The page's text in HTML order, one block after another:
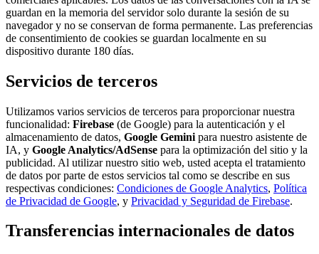
guardan en la memoria del servidor solo durante la sesión de su
navegador y no se conservan de forma permanente. Las preferencias
de consentimiento de cookies se guardan localmente en su
dispositivo durante 180 días.
Servicios de terceros
Utilizamos varios servicios de terceros para proporcionar nuestra
funcionalidad: Firebase (de Google) para la autenticación y el
almacenamiento de datos, Google Gemini para nuestro asistente de
IA, y Google Analytics/AdSense para la optimización del sitio y la
publicidad. Al utilizar nuestro sitio web, usted acepta el tratamiento
de datos por parte de estos servicios tal como se describe en sus
respectivas condiciones: Condiciones de Google Analytics, Política
de Privacidad de Google, y Privacidad y Seguridad de Firebase.
Transferencias internacionales de datos